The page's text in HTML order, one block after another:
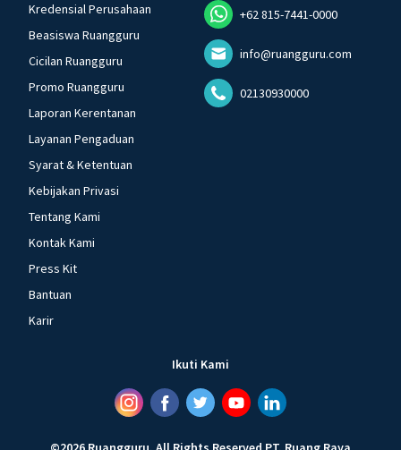
Kredensial Perusahaan
Beasiswa Ruangguru
Cicilan Ruangguru
Promo Ruangguru
Laporan Kerentanan
Layanan Pengaduan
Syarat & Ketentuan
Kebijakan Privasi
Tentang Kami
Kontak Kami
Press Kit
Bantuan
Karir
+62 815-7441-0000
info@ruangguru.com
02130930000
Ikuti Kami